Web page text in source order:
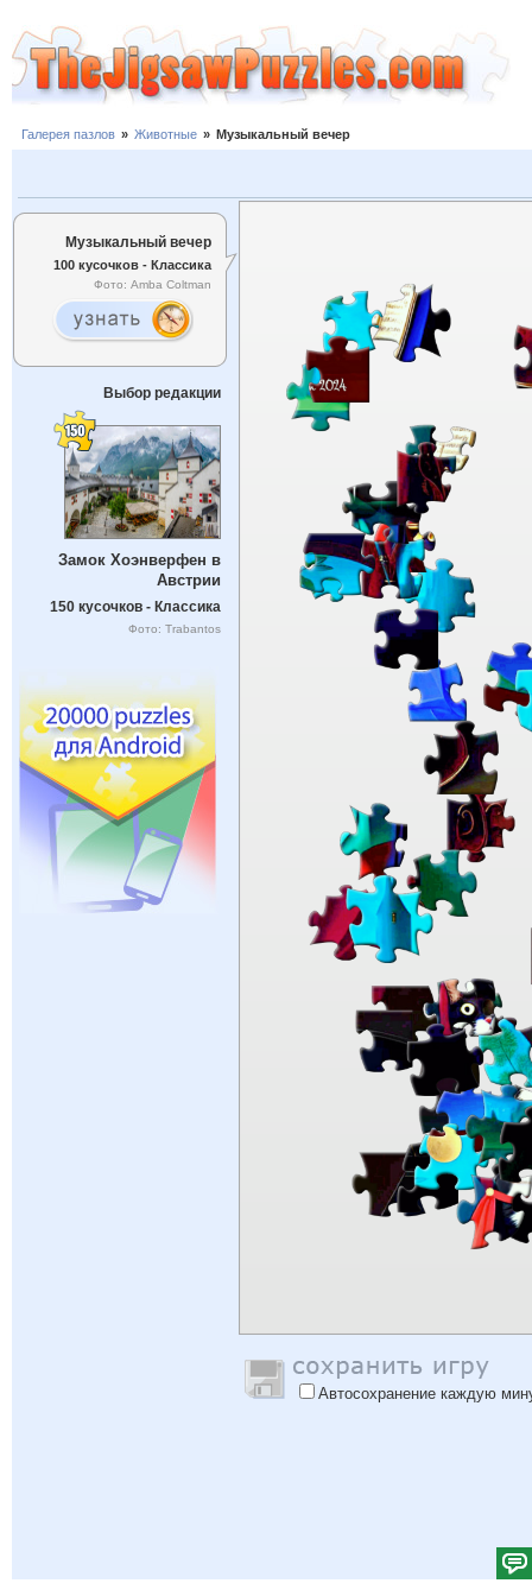
Галерея пазлов » Животные » Музыкальный вечер
Музыкальный вечер
100 кусочков - Классика
Фото: Amba Coltman
Выбор редакции
Замок Хоэнверфен в
Австрии
150 кусочков - Классика
Фото: Trabantos
Автосохранение каждую